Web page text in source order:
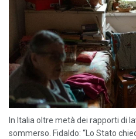
In Italia oltre metà dei rapporti di
sommerso. Fidaldo: “Lo Stato